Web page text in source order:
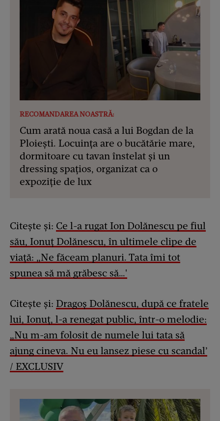
RECOMANDAREA NOASTRĂ:
Cum arată noua casă a lui Bogdan de la
Ploiești. Locuința are o bucătărie mare,
dormitoare cu tavan înstelat și un
dressing spațios, organizat ca o
expoziție de lux
Citește și: Ce l-a rugat Ion Dolănescu pe fiul
său, Ionuț Dolănescu, în ultimele clipe de
viață: „Ne făceam planuri. Tata îmi tot
spunea să mă grăbesc să…'
Citește și: Dragoș Dolănescu, după ce fratele
lui, Ionuț, l-a renegat public, într-o melodie:
„Nu m-am folosit de numele lui tata să
ajung cineva. Nu eu lansez piese cu scandal’
/ EXCLUSIV